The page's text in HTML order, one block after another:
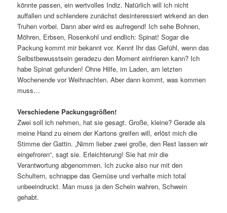
könnte passen, ein wertvolles Indiz. Natürlich will ich nicht
auffallen und schlendere zunächst desinteressiert wirkend an den
Truhen vorbei. Dann aber wird es aufregend! Ich sehe Bohnen,
Möhren, Erbsen, Rosenkohl und endlich: Spinat! Sogar die
Packung kommt mir bekannt vor. Kennt Ihr das Gefühl, wenn das
Selbstbewusstsein geradezu den Moment einfrieren kann? Ich
habe Spinat gefunden! Ohne Hilfe, im Laden, am letzten
Wochenende vor Weihnachten. Aber dann kommt, was kommen
muss…
Verschiedene Packungsgrößen!
Zwei soll ich nehmen, hat sie gesagt. Große, kleine? Gerade als
meine Hand zu einem der Kartons greifen will, erlöst mich die
Stimme der Gattin. „Nimm lieber zwei große, den Rest lassen wir
eingefroren“, sagt sie. Erleichterung! Sie hat mir die
Verantwortung abgenommen. Ich zucke also nur mit den
Schultern, schnappe das Gemüse und verhalte mich total
unbeeindruckt. Man muss ja den Schein wahren, Schwein
gehabt.